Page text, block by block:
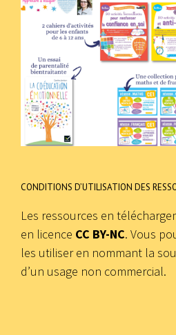
CONDITIONS D’UTILISATION DES
Les ressources en
en licence CC BY-NC. Vous
les utiliser en nommant la
d’un usage non commercial.